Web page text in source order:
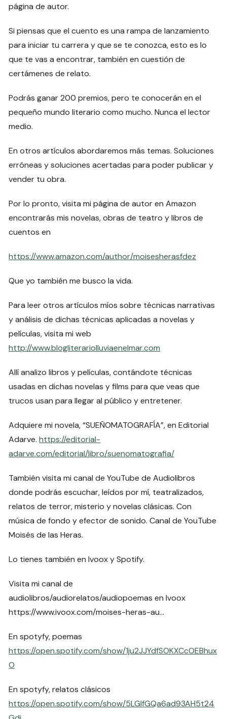
página de autor.
Si piensas que el cuento es una rampa de lanzamiento
para iniciar tu carrera y que se te conozca, esto es lo
que te vas a encontrar, también en cuestión de
certámenes de relato.
Podrás ganar 200 premios, pero te conocerán en el
pequeño mundo literario como mucho. Nunca el lector
medio.
En otros artículos abordaremos más temas. Soluciones
erróneas y soluciones acertadas para poder publicar y
vender tu obra.
Por lo pronto, visita mi página de autor en Amazon
encontrarás mis novelas, obras de teatro y libros de
cuentos en
https://www.amazon.com/author/moisesherasfdez
Que yo también me busco la vida.
Para leer otros artículos míos sobre técnicas narrativas
y análisis de dichas técnicas aplicadas a novelas y
películas, visita mi web
http://www.blogliterariolluviaenelmar.com
Allí analizo libros y películas, contándote técnicas
usadas en dichas novelas y films para que veas que
trucos usan para llegar al público y entretener.
Adquiere mi novela, “SUEÑOMATOGRAFÍA”, en Editorial
Adarve.https://editorial-
adarve.com/editorial/libro/suenomatografia/
También visita mi canal de YouTube de Audiolibros
donde podrás escuchar, leídos por mí, teatralizados,
relatos de terror, misterio y novelas clásicas. Con
música de fondo y efector de sonido. Canal de YouTube
Moisés de las Heras.
Lo tienes también en Ivoox y Spotify.
Visita mi canal de
audiolibros/audiorelatos/audiopoemas en Ivoox
https://www.ivoox.com/moises-heras-au…
En spotyfy, poemas
https://open.spotify.com/show/1ju2JJYdfSOKXCcOEBhux
O
En spotyfy, relatos clásicos
https://open.spotify.com/show/5LGlfGQa6ad93AH5t24